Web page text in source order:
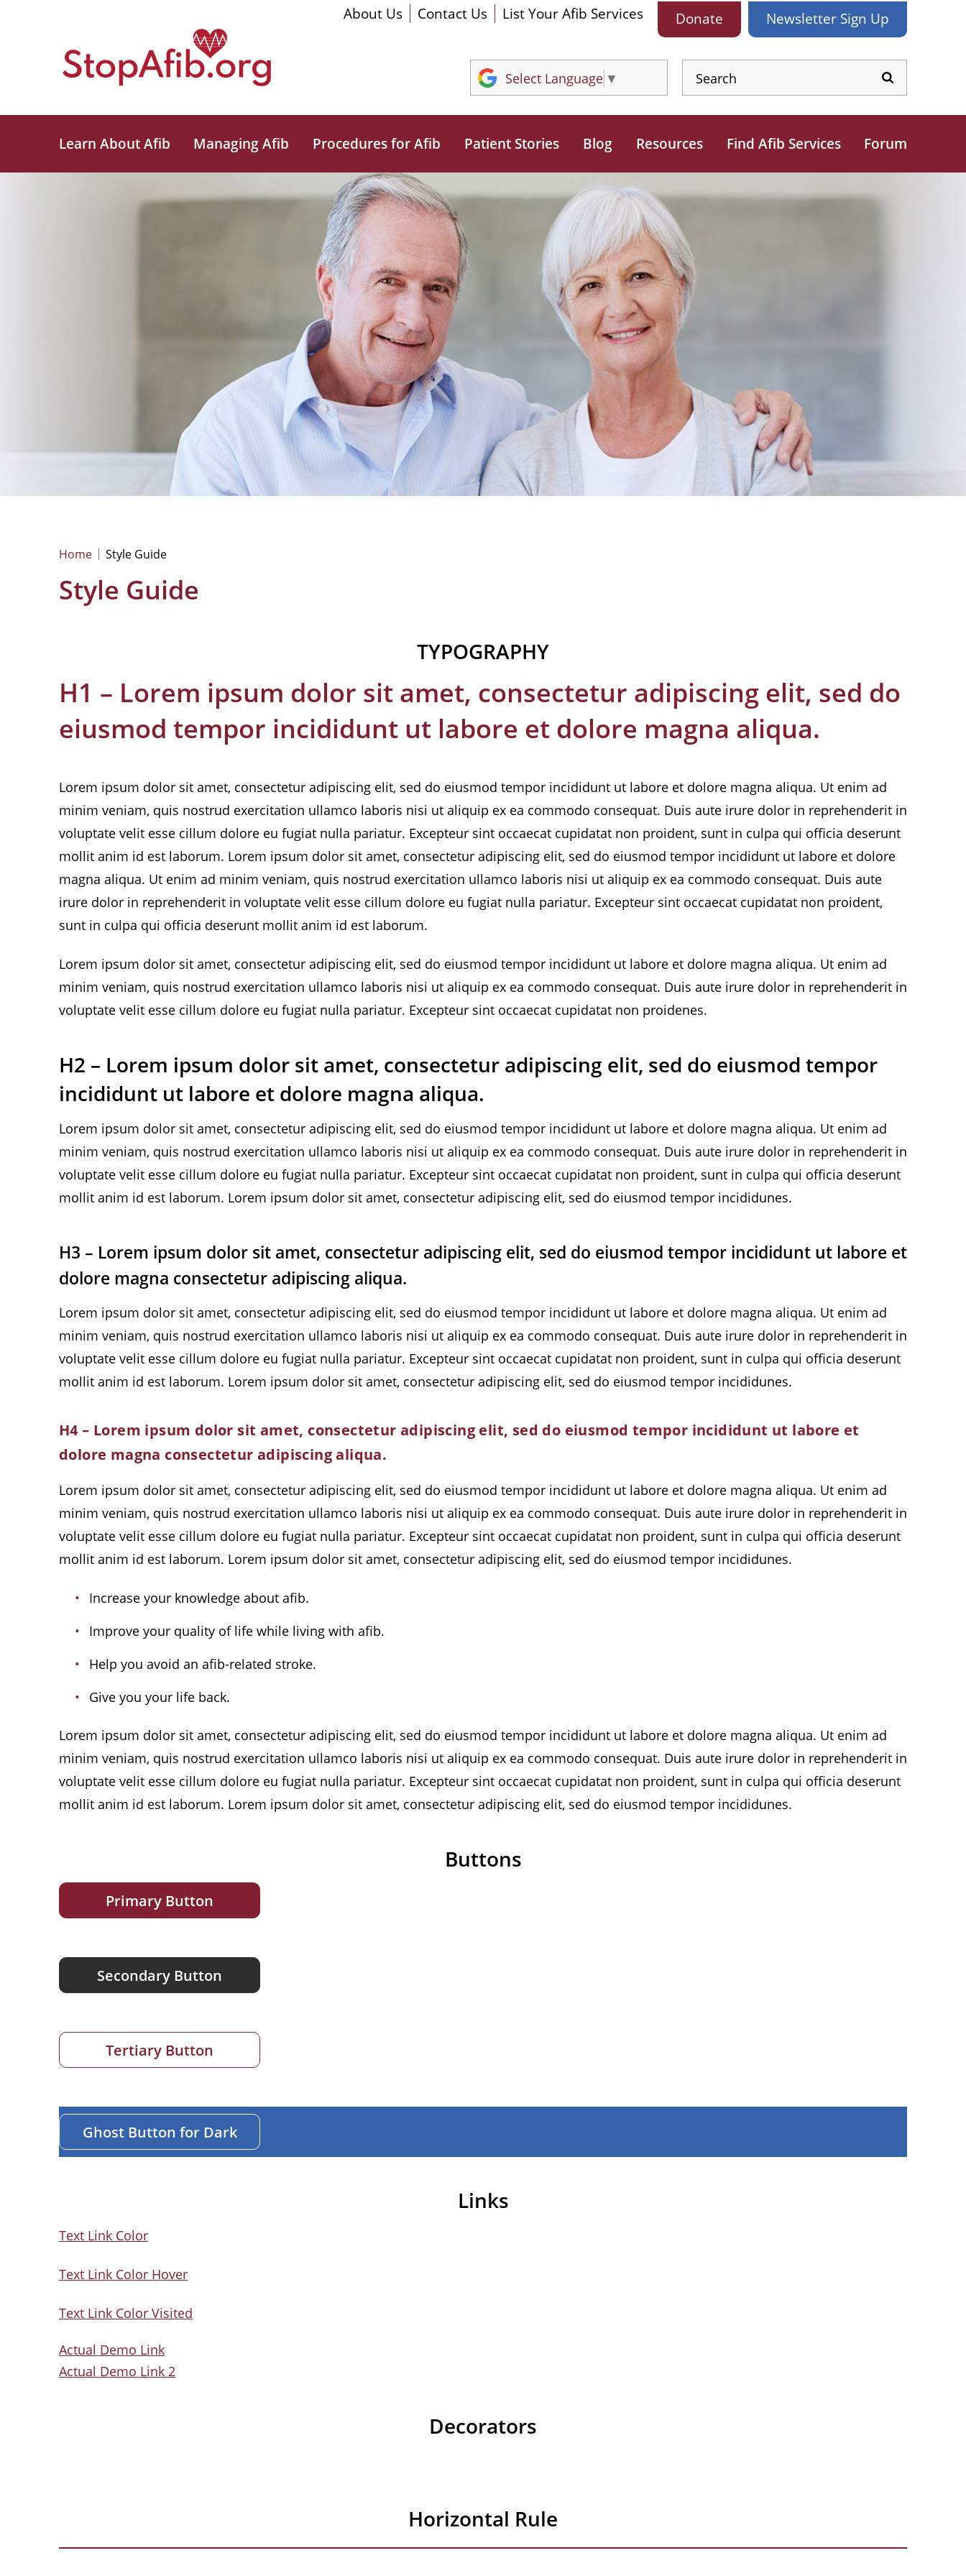
About Us Contact Us List Your Afib Services Donate Newsletter Sign Up
Select Language ▼
Learn About Afib Managing Afib Procedures for Afib Patient Stories Blog Resources Find Afib Services Forum
Home Style Guide
Style Guide
TYPOGRAPHY
H1 – Lorem ipsum dolor sit amet, consectetur adipiscing elit, sed do
eiusmod tempor incididunt ut labore et dolore magna aliqua.
Lorem ipsum dolor sit amet, consectetur adipiscing elit, sed do eiusmod tempor incididunt ut labore et dolore magna aliqua. Ut enim ad
minim veniam, quis nostrud exercitation ullamco laboris nisi ut aliquip ex ea commodo consequat. Duis aute irure dolor in reprehenderit in
voluptate velit esse cillum dolore eu fugiat nulla pariatur. Excepteur sint occaecat cupidatat non proident, sunt in culpa qui officia deserunt
mollit anim id est laborum. Lorem ipsum dolor sit amet, consectetur adipiscing elit, sed do eiusmod tempor incididunt ut labore et dolore
magna aliqua. Ut enim ad minim veniam, quis nostrud exercitation ullamco laboris nisi ut aliquip ex ea commodo consequat. Duis aute
irure dolor in reprehenderit in voluptate velit esse cillum dolore eu fugiat nulla pariatur. Excepteur sint occaecat cupidatat non proident,
sunt in culpa qui officia deserunt mollit anim id est laborum.
Lorem ipsum dolor sit amet, consectetur adipiscing elit, sed do eiusmod tempor incididunt ut labore et dolore magna aliqua. Ut enim ad
minim veniam, quis nostrud exercitation ullamco laboris nisi ut aliquip ex ea commodo consequat. Duis aute irure dolor in reprehenderit in
voluptate velit esse cillum dolore eu fugiat nulla pariatur. Excepteur sint occaecat cupidatat non proidenes.
H2 – Lorem ipsum dolor sit amet, consectetur adipiscing elit, sed do eiusmod tempor
incididunt ut labore et dolore magna aliqua.
Lorem ipsum dolor sit amet, consectetur adipiscing elit, sed do eiusmod tempor incididunt ut labore et dolore magna aliqua. Ut enim ad
minim veniam, quis nostrud exercitation ullamco laboris nisi ut aliquip ex ea commodo consequat. Duis aute irure dolor in reprehenderit in
voluptate velit esse cillum dolore eu fugiat nulla pariatur. Excepteur sint occaecat cupidatat non proident, sunt in culpa qui officia deserunt
mollit anim id est laborum. Lorem ipsum dolor sit amet, consectetur adipiscing elit, sed do eiusmod tempor incididunes.
H3 – Lorem ipsum dolor sit amet, consectetur adipiscing elit, sed do eiusmod tempor incididunt ut labore et
dolore magna consectetur adipiscing aliqua.
Lorem ipsum dolor sit amet, consectetur adipiscing elit, sed do eiusmod tempor incididunt ut labore et dolore magna aliqua. Ut enim ad
minim veniam, quis nostrud exercitation ullamco laboris nisi ut aliquip ex ea commodo consequat. Duis aute irure dolor in reprehenderit in
voluptate velit esse cillum dolore eu fugiat nulla pariatur. Excepteur sint occaecat cupidatat non proident, sunt in culpa qui officia deserunt
mollit anim id est laborum. Lorem ipsum dolor sit amet, consectetur adipiscing elit, sed do eiusmod tempor incididunes.
H4 – Lorem ipsum dolor sit amet, consectetur adipiscing elit, sed do eiusmod tempor incididunt ut labore et
dolore magna consectetur adipiscing aliqua.
Lorem ipsum dolor sit amet, consectetur adipiscing elit, sed do eiusmod tempor incididunt ut labore et dolore magna aliqua. Ut enim ad
minim veniam, quis nostrud exercitation ullamco laboris nisi ut aliquip ex ea commodo consequat. Duis aute irure dolor in reprehenderit in
voluptate velit esse cillum dolore eu fugiat nulla pariatur. Excepteur sint occaecat cupidatat non proident, sunt in culpa qui officia deserunt
mollit anim id est laborum. Lorem ipsum dolor sit amet, consectetur adipiscing elit, sed do eiusmod tempor incididunes.
Increase your knowledge about afib.
Improve your quality of life while living with afib.
Help you avoid an afib-related stroke.
Give you your life back.
Lorem ipsum dolor sit amet, consectetur adipiscing elit, sed do eiusmod tempor incididunt ut labore et dolore magna aliqua. Ut enim ad
minim veniam, quis nostrud exercitation ullamco laboris nisi ut aliquip ex ea commodo consequat. Duis aute irure dolor in reprehenderit in
voluptate velit esse cillum dolore eu fugiat nulla pariatur. Excepteur sint occaecat cupidatat non proident, sunt in culpa qui officia deserunt
mollit anim id est laborum. Lorem ipsum dolor sit amet, consectetur adipiscing elit, sed do eiusmod tempor incididunes.
Buttons
Primary Button
Secondary Button
Tertiary Button
Ghost Button for Dark
Links
Text Link Color
Text Link Color Hover
Text Link Color Visited
Actual Demo Link
Actual Demo Link 2
Decorators
Horizontal Rule